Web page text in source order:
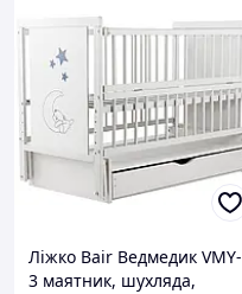
Ліжко Bair Ведмедик VMY-
3 маятник, шухляда,